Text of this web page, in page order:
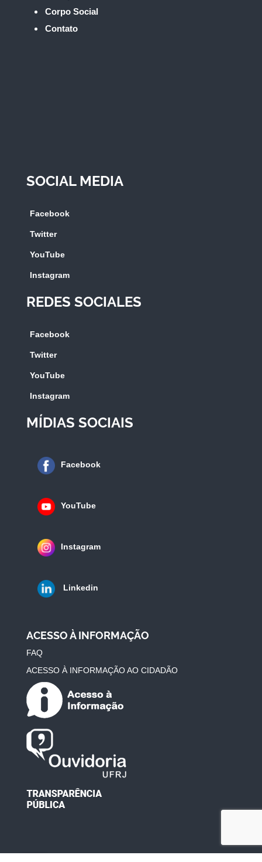
Corpo Social
Contato
SOCIAL MEDIA
Facebook
Twitter
YouTube
Instagram
REDES SOCIALES
Facebook
Twitter
YouTube
Instagram
MÍDIAS SOCIAIS
Facebook
YouTube
Instagram
Linkedin
ACESSO À INFORMAÇÃO
FAQ
ACESSO À INFORMAÇÃO AO CIDADÃO